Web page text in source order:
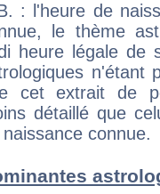
: l'heure de
le thème
heure légale de
n'étant
cet extrait de
détaillé que
connue.